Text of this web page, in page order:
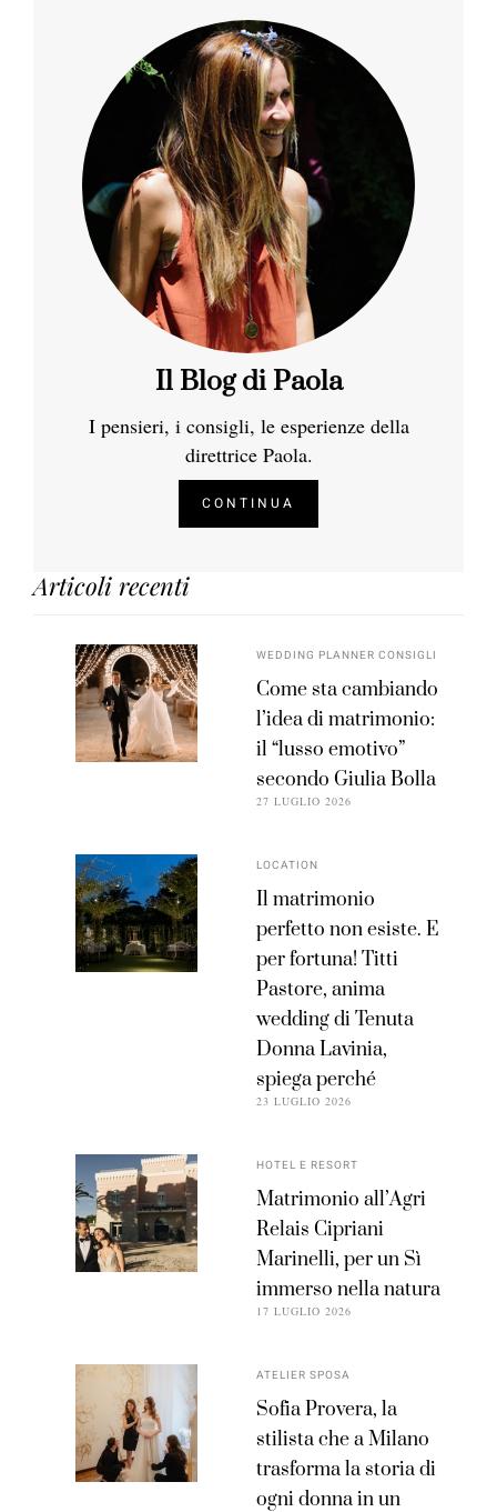
Il Blog di Paola
I pensieri, i consigli, le esperienze della
direttrice Paola.
CONTINUA
Articoli recenti
WEDDING PLANNER CONSIGLI
Come sta cambiando
l’idea di matrimonio:
il “lusso emotivo”
secondo Giulia Bolla
27 LUGLIO 2026
LOCATION
Il matrimonio
perfetto non esiste. E
per fortuna! Titti
Pastore, anima
wedding di Tenuta
Donna Lavinia,
spiega perché
23 LUGLIO 2026
HOTEL E RESORT
Matrimonio all’Agri
Relais Cipriani
Marinelli, per un Sì
immerso nella natura
17 LUGLIO 2026
ATELIER SPOSA
Sofia Provera, la
stilista che a Milano
trasforma la storia di
ogni donna in un